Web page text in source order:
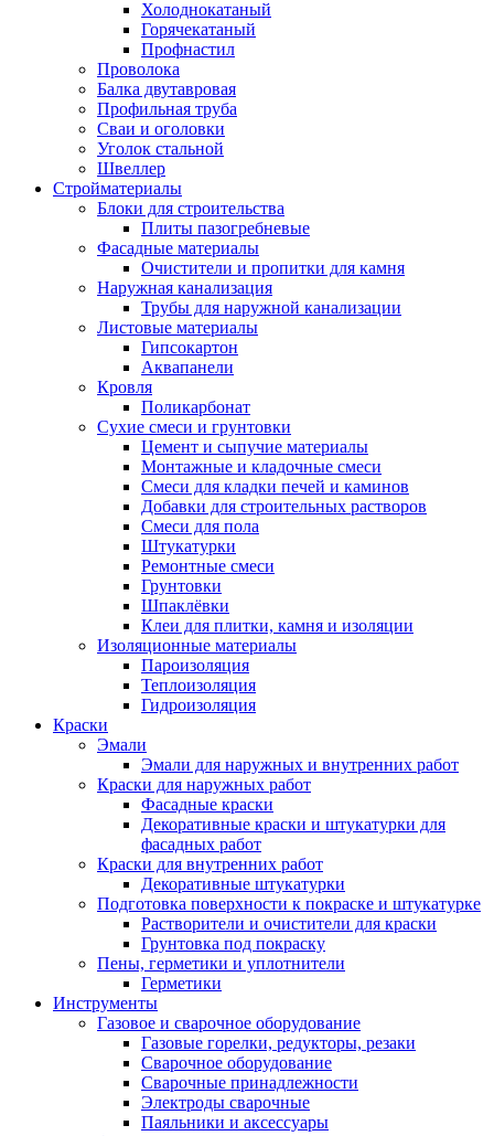
Холоднокатаный
Горячекатаный
Профнастил
Проволока
Балка двутавровая
Профильная труба
Сваи и оголовки
Уголок стальной
Швеллер
Стройматериалы
Блоки для строительства
Плиты пазогребневые
Фасадные материалы
Очистители и пропитки для камня
Наружная канализация
Трубы для наружной канализации
Листовые материалы
Гипсокартон
Аквапанели
Кровля
Поликарбонат
Сухие смеси и грунтовки
Цемент и сыпучие материалы
Монтажные и кладочные смеси
Смеси для кладки печей и каминов
Добавки для строительных растворов
Смеси для пола
Штукатурки
Ремонтные смеси
Грунтовки
Шпаклёвки
Клеи для плитки, камня и изоляции
Изоляционные материалы
Пароизоляция
Теплоизоляция
Гидроизоляция
Краски
Эмали
Эмали для наружных и внутренних работ
Краски для наружных работ
Фасадные краски
Декоративные краски и штукатурки для
фасадных работ
Краски для внутренних работ
Декоративные штукатурки
Подготовка поверхности к покраске и штукатурке
Растворители и очистители для краски
Грунтовка под покраску
Пены, герметики и уплотнители
Герметики
Инструменты
Газовое и сварочное оборудование
Газовые горелки, редукторы, резаки
Сварочное оборудование
Сварочные принадлежности
Электроды сварочные
Паяльники и аксессуары